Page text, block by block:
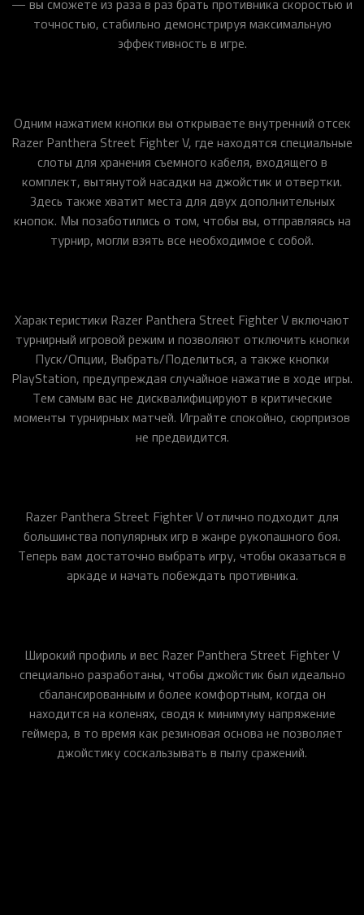
— вы сможете из раза в раз брать противника скоростью и
точностью, стабильно демонстрируя максимальную
эффективность в игре.
Одним нажатием кнопки вы открываете внутренний отсек
Razer Panthera Street Fighter V, где находятся специальные
слоты для хранения съемного кабеля, входящего в
комплект, вытянутой насадки на джойстик и отвертки.
Здесь также хватит места для двух дополнительных
кнопок. Мы позаботились о том, чтобы вы, отправляясь на
турнир, могли взять все необходимое с собой.
Характеристики Razer Panthera Street Fighter V включают
турнирный игровой режим и позволяют отключить кнопки
Пуск/Опции, Выбрать/Поделиться, а также кнопки
PlayStation, предупреждая случайное нажатие в ходе игры.
Тем самым вас не дисквалифицируют в критические
моменты турнирных матчей. Играйте спокойно, сюрпризов
не предвидится.
Razer Panthera Street Fighter V отлично подходит для
большинства популярных игр в жанре рукопашного боя.
Теперь вам достаточно выбрать игру, чтобы оказаться в
аркаде и начать побеждать противника.
Широкий профиль и вес Razer Panthera Street Fighter V
специально разработаны, чтобы джойстик был идеально
сбалансированным и более комфортным, когда он
находится на коленях, сводя к минимуму напряжение
геймера, в то время как резиновая основа не позволяет
джойстику соскальзывать в пылу сражений.